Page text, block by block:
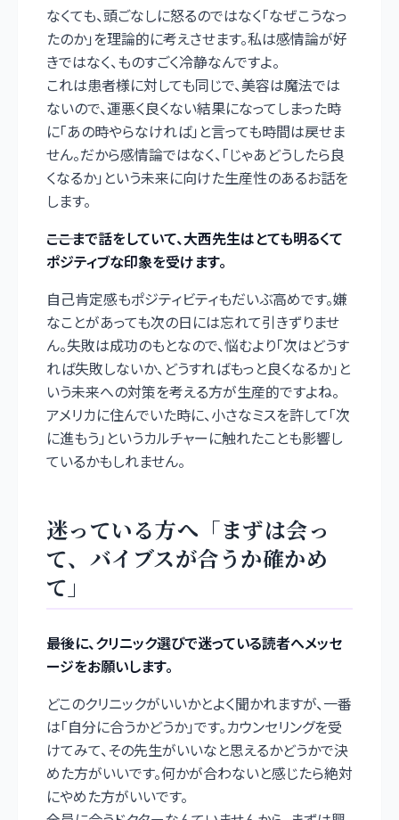
なくても、頭ごなしに怒るのではなく「なぜこうなっ
たのか」を理論的に考えさせます。私は感情論が好
きではなく、ものすごく冷静なんですよ。
これは患者様に対しても同じで、美容は魔法では
ないので、運悪く良くない結果になってしまった時
に「あの時やらなければ」と言っても時間は戻せま
せん。だから感情論ではなく、「じゃあどうしたら良
くなるか」という未来に向けた生産性のあるお話を
します。
――ここまで話をしていて、大西先生はとても明るくて
ポジティブな印象を受けます。
自己肯定感もポジティビティもだいぶ高めです。嫌
なことがあっても次の日には忘れて引きずりませ
ん。失敗は成功のもとなので、悩むより「次はどうす
れば失敗しないか、どうすればもっと良くなるか」と
いう未来への対策を考える方が生産的ですよね。
アメリカに住んでいた時に、小さなミスを許して「次
に進もう」というカルチャーに触れたことも影響し
ているかもしれません。
迷っている方へ「まずは会っ
て、バイブスが合うか確かめ
て」
――最後に、クリニック選びで迷っている読者へメッセ
ージをお願いします。
どこのクリニックがいいかとよく聞かれますが、一番
は「自分に合うかどうか」です。カウンセリングを受
けてみて、その先生がいいなと思えるかどうかで決
めた方がいいです。何かが合わないと感じたら絶対
にやめた方がいいです。